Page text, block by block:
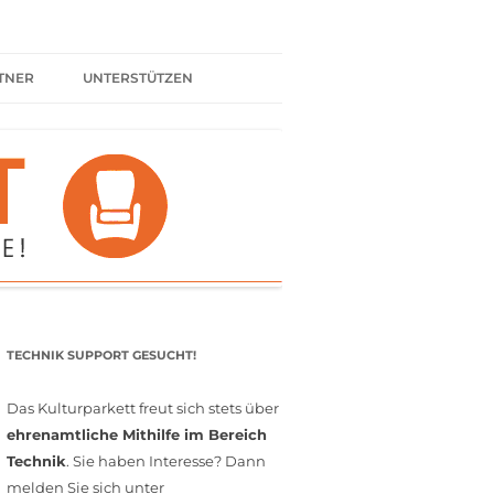
UNTERSTÜTZEN
SPENDEN
FÖRDERMITGLIED WERDEN
MITGLIEDSCHAFT
TECHNIK SUPPORT GESUCHT!
Das Kulturparkett freut sich stets über
ehrenamtliche Mithilfe im Bereich
Technik. Sie haben Interesse? Dann
melden Sie sich unter